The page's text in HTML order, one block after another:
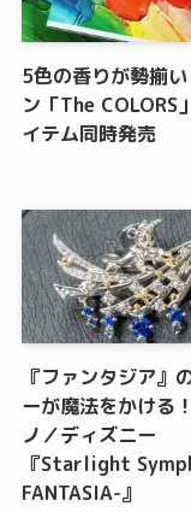
5色の香りが勢揃
ン「The COLORS
イテム同時発売
『ファンタジア』
ーが魔法をかける
ノ／ディズニー
『Starlight
FANTASIA-』